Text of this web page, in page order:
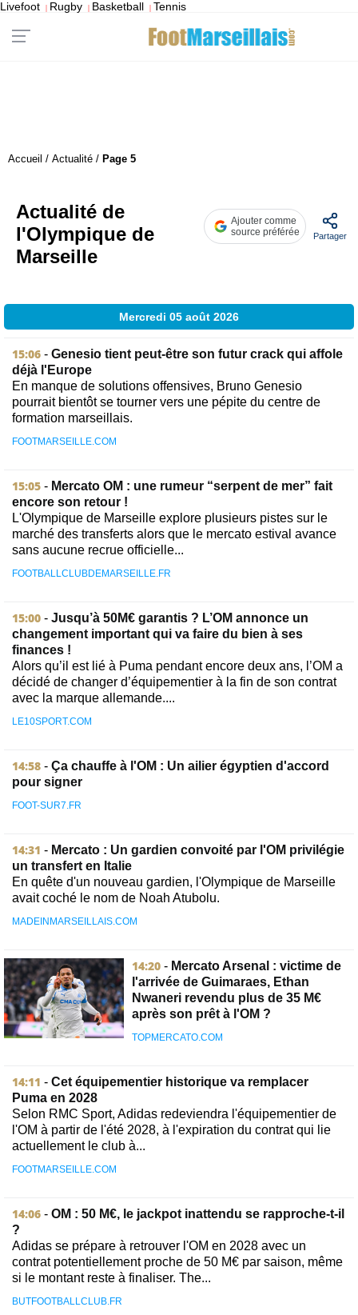
Livefoot | Rugby | Basketball | Tennis
Accueil / Actualité / Page 5
Actualité de
l'Olympique de
Marseille
Ajouter comme
source préférée
Partager
Mercredi 05 août 2026
15:06 - Genesio tient peut-être son futur crack qui affole
déjà l'Europe
En manque de solutions offensives, Bruno Genesio
pourrait bientôt se tourner vers une pépite du centre de
formation marseillais.
FOOTMARSEILLE.COM
15:05 - Mercato OM : une rumeur “serpent de mer” fait
encore son retour !
L'Olympique de Marseille explore plusieurs pistes sur le
marché des transferts alors que le mercato estival avance
sans aucune recrue officielle...
FOOTBALLCLUBDEMARSEILLE.FR
15:00 - Jusqu’à 50M€ garantis ? L’OM annonce un
changement important qui va faire du bien à ses
finances !
Alors qu’il est lié à Puma pendant encore deux ans, l’OM a
décidé de changer d’équipementier à la fin de son contrat
avec la marque allemande....
LE10SPORT.COM
14:58 - Ça chauffe à l'OM : Un ailier égyptien d'accord
pour signer
FOOT-SUR7.FR
14:31 - Mercato : Un gardien convoité par l'OM privilégie
un transfert en Italie
En quête d'un nouveau gardien, l'Olympique de Marseille
avait coché le nom de Noah Atubolu.
MADEINMARSEILLAIS.COM
14:20 - Mercato Arsenal : victime de
l'arrivée de Guimaraes, Ethan
Nwaneri revendu plus de 35 M€
après son prêt à l'OM ?
TOPMERCATO.COM
14:11 - Cet équipementier historique va remplacer
Puma en 2028
Selon RMC Sport, Adidas redeviendra l'équipementier de
l'OM à partir de l'été 2028, à l'expiration du contrat qui lie
actuellement le club à...
FOOTMARSEILLE.COM
14:06 - OM : 50 M€, le jackpot inattendu se rapproche-t-il
?
Adidas se prépare à retrouver l'OM en 2028 avec un
contrat potentiellement proche de 50 M€ par saison, même
si le montant reste à finaliser. The...
BUTFOOTBALLCLUB.FR